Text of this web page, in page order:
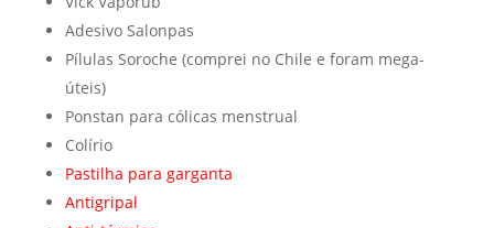
Adesivo Salonpas
Pílulas Soroche (comprei no Chile e foram mega-
úteis)
Ponstan para cólicas menstrual
Colírio
Pastilha para garganta
Antigripal